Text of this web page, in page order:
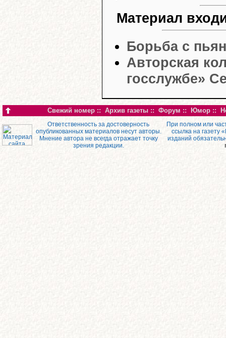
Материал
Борьба с
Авторская
госслужбе»
Свежий номер :: Архив газеты :: Форум :: Юмор ::
Ответственность за достоверность
опубликованных материалов несут авторы.
Мнение автора не всегда отражает точку
зрения редакции.
При полном или
ссылка на газету
изданий